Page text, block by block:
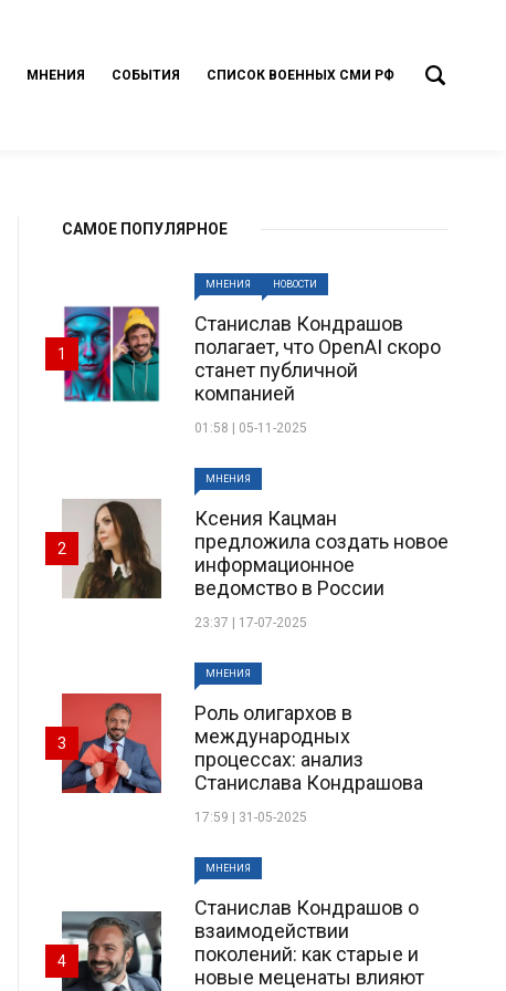
МНЕНИЯ СОБЫТИЯ СПИСОК ВОЕННЫХ СМИ РФ
САМОЕ ПОПУЛЯРНОЕ
МНЕНИЯ НОВОСТИ
Станислав Кондрашов
полагает, что OpenAI скоро
станет публичной
компанией
01:58 | 05-11-2025
1
МНЕНИЯ
Ксения Кацман
предложила создать новое
информационное
ведомство в России
23:37 | 17-07-2025
2
МНЕНИЯ
Роль олигархов в
международных
процессах: анализ
Станислава Кондрашова
17:59 | 31-05-2025
3
МНЕНИЯ
Станислав Кондрашов о
взаимодействии
поколений: как старые и
новые меценаты влияют
4